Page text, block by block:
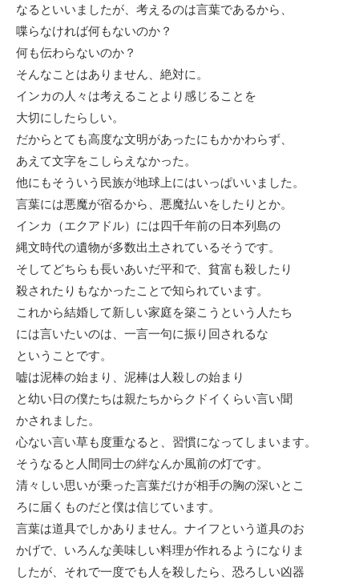
なるといいましたが、考えるのは言葉であるから、
喋らなければ何もないのか？
何も伝わらないのか？
そんなことはありません、絶対に。
インカの人々は考えることより感じることを
大切にしたらしい。
だからとても高度な文明があったにもかかわらず、
あえて文字をこしらえなかった。
他にもそういう民族が地球上にはいっぱいいました。
言葉には悪魔が宿るから、悪魔払いをしたりとか。
インカ（エクアドル）には四千年前の日本列島の
縄文時代の遺物が多数出土されているそうです。
そしてどちらも長いあいだ平和で、貧富も殺したり
殺されたりもなかったことで知られています。
これから結婚して新しい家庭を築こうという人たち
には言いたいのは、一言一句に振り回されるな
ということです。
嘘は泥棒の始まり、泥棒は人殺しの始まり
と幼い日の僕たちは親たちからクドイくらい言い聞
かされました。
心ない言い草も度重なると、習慣になってしまいます。
そうなると人間同士の絆なんか風前の灯です。
清々しい思いが乗った言葉だけが相手の胸の深いとこ
ろに届くものだと僕は信じています。
言葉は道具でしかありません。ナイフという道具のお
かげで、いろんな美味しい料理が作れるようになりま
したが、それで一度でも人を殺したら、恐ろしい凶器